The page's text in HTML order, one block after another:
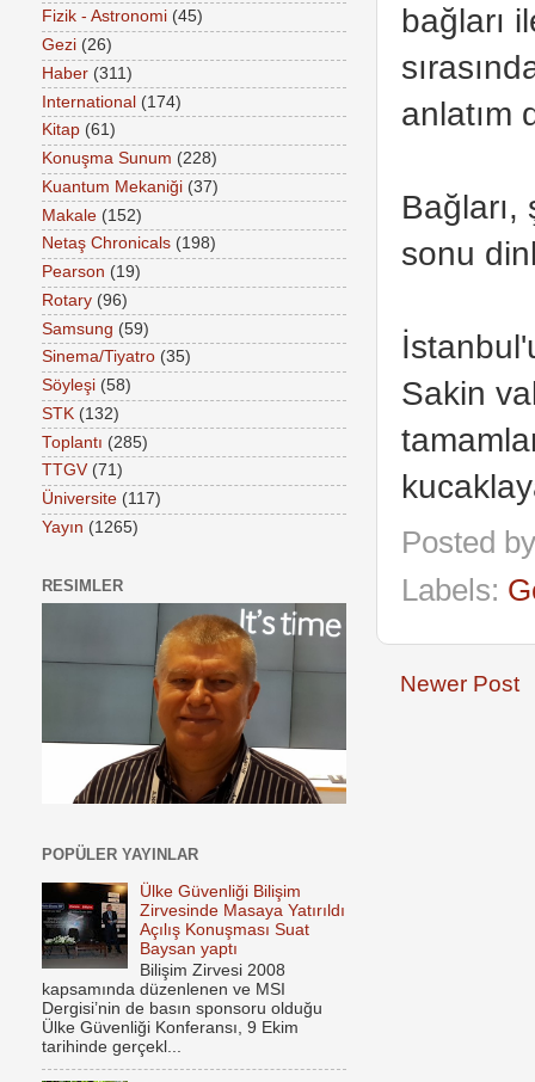
bağları
anlatım
Bağları,
sonu
Sakin
Posted
Labels:
Newer Post
Fizik - Astronomi (45)
Gezi (26)
Haber (311)
International (174)
Kitap (61)
Konuşma Sunum (228)
Kuantum Mekaniği (37)
Makale (152)
Netaş Chronicals (198)
Pearson (19)
Rotary (96)
Samsung (59)
Sinema/Tiyatro (35)
Söyleşi (58)
STK (132)
Toplantı (285)
TTGV (71)
Üniversite (117)
Yayın (1265)
RESIMLER
POPÜLER YAYINLAR
Ülke Güvenliği Bilişim
Zirvesinde Masaya Yatırıldı
Açılış Konuşması Suat
Baysan yaptı
Bilişim Zirvesi 2008
kapsamında düzenlenen ve MSI
Dergisi’nin de basın sponsoru olduğu
Ülke Güvenliği Konferansı, 9 Ekim
tarihinde gerçekl...